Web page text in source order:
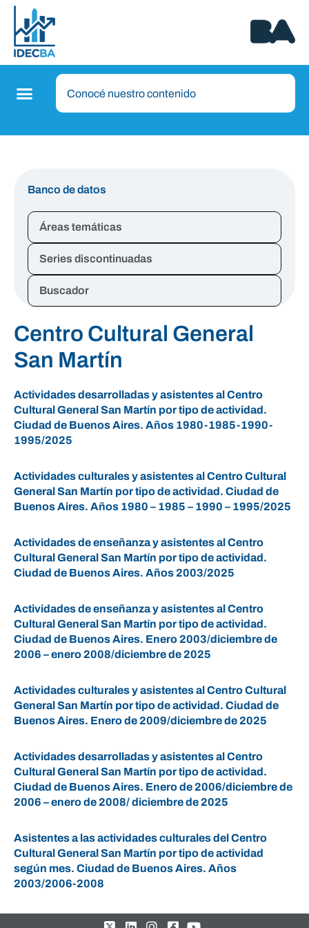
Banco de datos
Áreas temáticas
Series discontinuadas
Buscador
Centro Cultural General
San Martín
Actividades desarrolladas y asistentes al Centro
Cultural General San Martín por tipo de actividad.
Ciudad de Buenos Aires. Años 1980-1985-1990-
1995/2025
Actividades culturales y asistentes al Centro Cultural
General San Martín por tipo de actividad. Ciudad de
Buenos Aires. Años 1980 – 1985 – 1990 – 1995/2025
Actividades de enseñanza y asistentes al Centro
Cultural General San Martín por tipo de actividad.
Ciudad de Buenos Aires. Años 2003/2025
Actividades de enseñanza y asistentes al Centro
Cultural General San Martín por tipo de actividad.
Ciudad de Buenos Aires. Enero 2003/diciembre de
2006 – enero 2008/diciembre de 2025
Actividades culturales y asistentes al Centro Cultural
General San Martín por tipo de actividad. Ciudad de
Buenos Aires. Enero de 2009/diciembre de 2025
Actividades desarrolladas y asistentes al Centro
Cultural General San Martín por tipo de actividad.
Ciudad de Buenos Aires. Enero de 2006/diciembre de
2006 – enero de 2008/ diciembre de 2025
Asistentes a las actividades culturales del Centro
Cultural General San Martín por tipo de actividad
según mes. Ciudad de Buenos Aires. Años
2003/2006-2008